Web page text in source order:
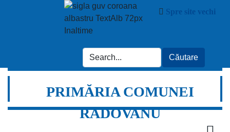
Spre site vechi
PRIMĂRIA COMUNEI
RADOVANU